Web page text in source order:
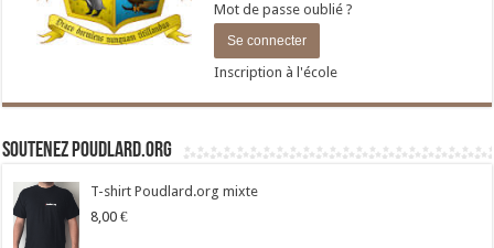
Mot de passe oublié ?
Inscription à l'école
Soutenez Poudlard.org
T-shirt Poudlard.org mixte
8,00 €